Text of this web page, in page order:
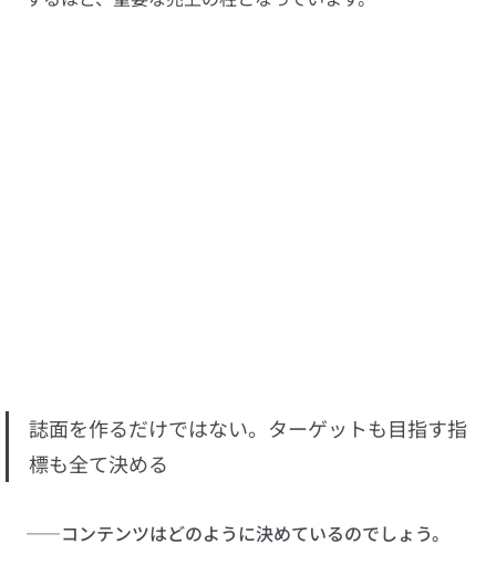
誌面を作るだけではない。ターゲットも目指す指
標も全て決める
——コンテンツはどのように決めているのでしょう。